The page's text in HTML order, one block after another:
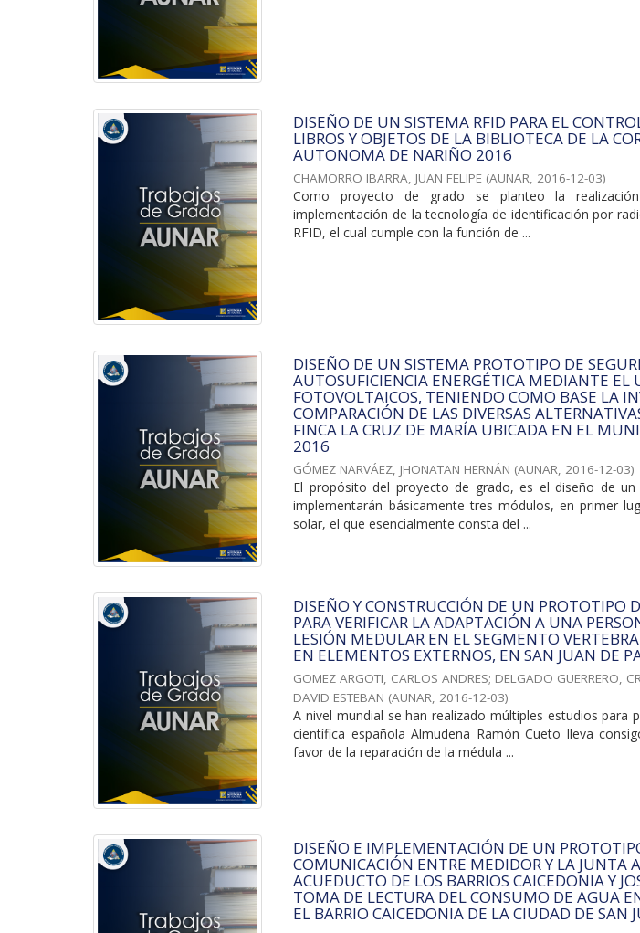
DISEÑO DE UN SISTEMA RFID PARA EL
LIBROS Y OBJETOS DE LA BIBLIOTECA DE LA
AUTONOMA DE NARIÑO 2016
CHAMORRO IBARRA, JUAN FELIPE (AUNAR, 2016-12-03)
Como proyecto de grado se planteo la
implementación de la tecnología de identificación por
RFID, el cual cumple con la función de ...
DISEÑO DE UN SISTEMA PROTOTIPO DE
AUTOSUFICIENCIA ENERGÉTICA MEDIANTE EL
FOTOVOLTAICOS, TENIENDO COMO BASE LA
COMPARACIÓN DE LAS DIVERSAS
FINCA LA CRUZ DE MARÍA UBICADA EN EL
2016
GÓMEZ NARVÁEZ, JHONATAN HERNÁN (AUNAR, 2016-12-03)
El propósito del proyecto de grado, es el diseño de
implementarán básicamente tres módulos, en primer
solar, el que esencialmente consta del ...
DISEÑO Y CONSTRUCCIÓN DE UN PROTOTIPO
PARA VERIFICAR LA ADAPTACIÓN A UNA
LESIÓN MEDULAR EN EL SEGMENTO
EN ELEMENTOS EXTERNOS, EN SAN JUAN DE
GOMEZ ARGOTI, CARLOS ANDRES; DELGADO GUERRERO,
DAVID ESTEBAN (AUNAR, 2016-12-03)
A nivel mundial se han realizado múltiples estudios para
científica española Almudena Ramón Cueto lleva
favor de la reparación de la médula ...
DISEÑO E IMPLEMENTACIÓN DE UN
COMUNICACIÓN ENTRE MEDIDOR Y LA JUNTA
ACUEDUCTO DE LOS BARRIOS CAICEDONIA Y
TOMA DE LECTURA DEL CONSUMO DE AGUA
EL BARRIO CAICEDONIA DE LA CIUDAD DE SAN